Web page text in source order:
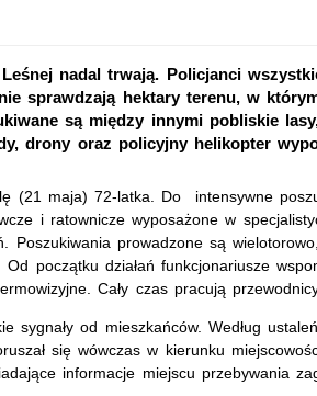
nadal trwają. Policjanci
sprawdzają hektary terenu, w
są między innymi pobliskie
drony oraz policyjny helikopter
(21 maja) 72-latka. Do intensywne
i ratownicze wyposażone w
Poszukiwania prowadzone są
początku działań funkcjonariusze
Cały czas pracują
sygnały od mieszkańców. Według
się wówczas w kierunku
informacje miejscu przebywania